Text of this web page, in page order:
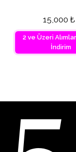
15,000 ₺
2 ve Üzeri
İndirim